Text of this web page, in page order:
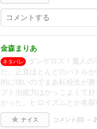
金森まりあ
ネタバレ
ダンゲロス！魔人
た。正直ほとんどのバトル
的に強いのでまあ転校生が
ブト虫能力はかっこよくて
かった。ヒロイズムとか名
ナイス コメント(0)